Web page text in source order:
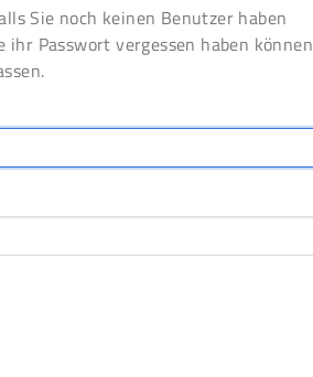
Sie noch keinen Benutzer haben
ihr Passwort vergessen haben können